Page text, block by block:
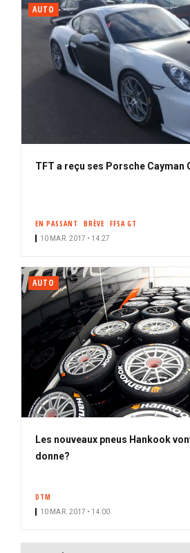
AUTO
TFT a reçu ses Porsche Cayman
EN PASSANT BRÈVE FFSA GT
10 MAR. 2017 • 14:27
AUTO
Les nouveaux pneus Hankook
donne?
DTM
10 MAR. 2017 • 14:00